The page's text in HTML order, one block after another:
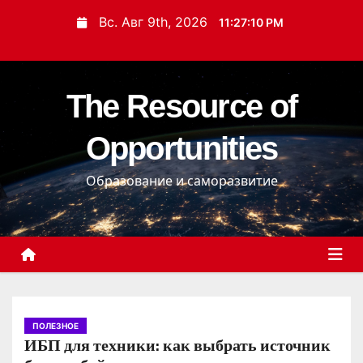
и
с
о
д
Вс. Авг 9th, 2026 11:27:11 PM
The Resource of
Opportunities
Образование и саморазвитие
ПОЛЕЗНОЕ
ИБП для техники: как выбрать источник